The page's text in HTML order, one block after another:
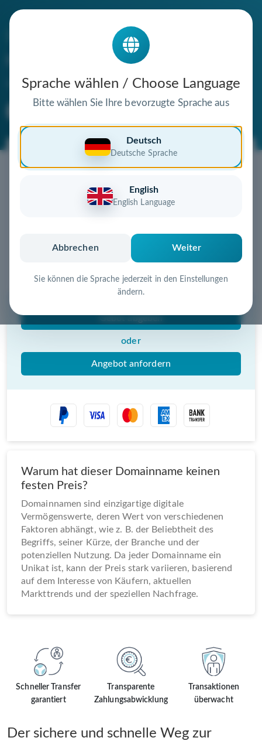
Sprache wählen / Choose Language
Bitte wählen Sie Ihre bevorzugte Sprache aus
Deutsch
Deutsche Sprache
English
English Language
Abbrechen Weiter
Sie können die Sprache jederzeit in den Einstellungen
ändern.
steht zum Verkauf
Schneller Transfer
garantiert
Transparente
Zahlungsabwicklung
Transaktionen
überwacht
Der sichere und schnelle Weg zur
Jetzt diese Wunschdomain
Diese Domain könnte schon bald Ihnen gehören!
Schnell, sicher und unkompliziert zur eigenen
Gebot abgeben
oder
Angebot anfordern
Warum hat dieser Domainname keinen
festen Preis?
Domainnamen sind einzigartige digitale
Vermögenswerte, deren Wert von verschiedenen
Faktoren abhängt, wie z. B. der Beliebtheit des
Begriffs, seiner Kürze, der Branche und der
potenziellen Nutzung. Da jeder Domainname ein
Unikat ist, kann der Preis stark variieren, basierend
auf dem Interesse von Käufern, aktuellen
Markttrends und der speziellen Nachfrage.